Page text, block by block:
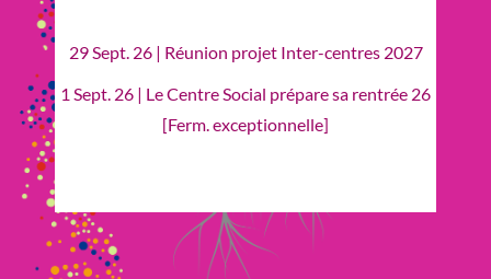
29 Sept. 26 | Réunion projet Inter-centres 2027
1 Sept. 26 | Le Centre Social prépare sa rentrée 26
[Ferm. exceptionnelle]